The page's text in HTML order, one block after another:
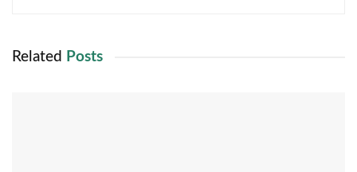
Related Posts